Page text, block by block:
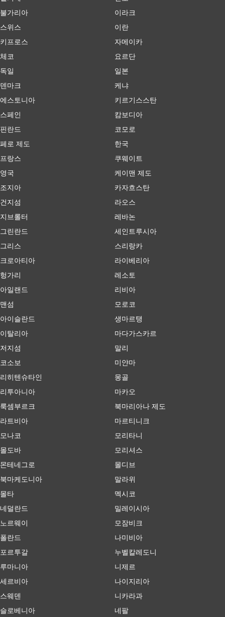
불가리아
스위스
키프로스
체코
독일
덴마크
에스토니아
스페인
핀란드
페로 제도
프랑스
영국
조지아
건지섬
지브롤터
그린란드
그리스
크로아티아
헝가리
아일랜드
맨섬
아이슬란드
이탈리아
저지섬
코소보
리히텐슈타인
리투아니아
룩셈부르크
라트비아
모나코
몰도바
몬테네그로
북마케도니아
몰타
네덜란드
노르웨이
폴란드
포르투갈
루마니아
세르비아
스웨덴
슬로베니아
이라크
이란
자메이카
요르단
일본
케냐
키르기스스탄
캄보디아
코모로
한국
쿠웨이트
케이맨 제도
카자흐스탄
라오스
레바논
세인트루시아
스리랑카
라이베리아
레소토
리비아
모로코
생마르탱
마다가스카르
말리
미얀마
몽골
마카오
북마리아나 제도
마르티니크
모리타니
모리셔스
몰디브
말라위
멕시코
밀레이시아
모잠비크
나미비아
누벨칼레도니
니제르
나이지리아
니카라과
네팔